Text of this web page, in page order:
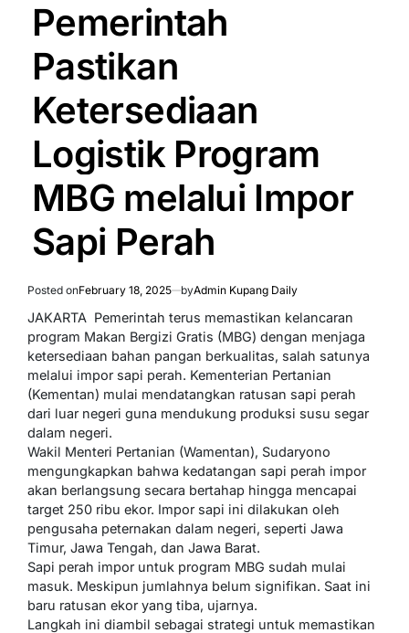
Pemerintah
Pastikan
Ketersediaan
Logistik Program
MBG melalui Impor
Sapi Perah
Posted onFebruary 18, 2025 byAdmin Kupang Daily
JAKARTA  Pemerintah terus memastikan kelancaran
program Makan Bergizi Gratis (MBG) dengan menjaga
ketersediaan bahan pangan berkualitas, salah satunya
melalui impor sapi perah. Kementerian Pertanian
(Kementan) mulai mendatangkan ratusan sapi perah
dari luar negeri guna mendukung produksi susu segar
dalam negeri.
Wakil Menteri Pertanian (Wamentan), Sudaryono
mengungkapkan bahwa kedatangan sapi perah impor
akan berlangsung secara bertahap hingga mencapai
target 250 ribu ekor. Impor sapi ini dilakukan oleh
pengusaha peternakan dalam negeri, seperti Jawa
Timur, Jawa Tengah, dan Jawa Barat.
Sapi perah impor untuk program MBG sudah mulai
masuk. Meskipun jumlahnya belum signifikan. Saat ini
baru ratusan ekor yang tiba, ujarnya.
Langkah ini diambil sebagai strategi untuk memastikan